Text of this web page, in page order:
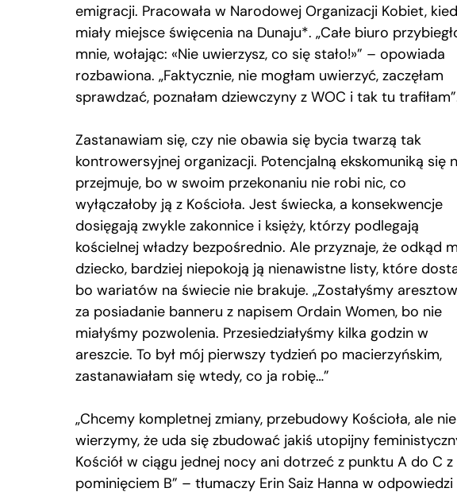
emigracji. Pracowała w Narodowej Organizacji Kobiet,
miały miejsce święcenia na Dunaju*. „Całe biuro
mnie, wołając: «Nie uwierzysz, co się stało!»” – opowiada
rozbawiona. „Faktycznie, nie mogłam uwierzyć, zaczęłam
sprawdzać, poznałam dziewczyny z WOC i tak tu
Zastanawiam się, czy nie obawia się bycia twarzą tak
kontrowersyjnej organizacji. Potencjalną ekskomuniką się
przejmuje, bo w swoim przekonaniu nie robi nic, co
wyłączałoby ją z Kościoła. Jest świecka, a konsekwencje
dosięgają zwykle zakonnice i księży, którzy podlegają
kościelnej władzy bezpośrednio. Ale przyznaje, że odkąd
dziecko, bardziej niepokoją ją nienawistne listy, które
bo wariatów na świecie nie brakuje. „Zostałyśmy
za posiadanie banneru z napisem Ordain Women, bo nie
miałyśmy pozwolenia. Przesiedziałyśmy kilka godzin w
areszcie. To był mój pierwszy tydzień po macierzyńskim,
zastanawiałam się wtedy, co ja robię…”
„Chcemy kompletnej zmiany, przebudowy Kościoła, ale nie
wierzymy, że uda się zbudować jakiś utopijny
Kościół w ciągu jednej nocy ani dotrzeć z punktu A do C z
pominięciem B” – tłumaczy Erin Saiz Hanna w odpowiedzi